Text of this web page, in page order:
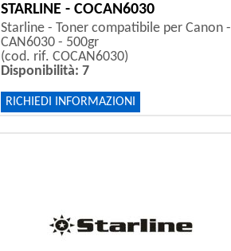
STARLINE - COCAN6030
Starline - Toner compatibile per Canon -
CAN6030 - 500gr
(cod. rif. COCAN6030)
Disponibilità: 7
RICHIEDI INFORMAZIONI